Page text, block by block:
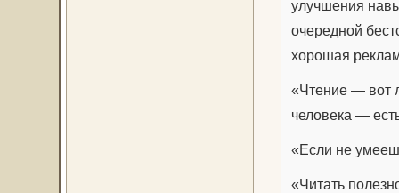
улучшения
очередной
хорошая
«Чтение — вот
человека —
«Если не
«Читать